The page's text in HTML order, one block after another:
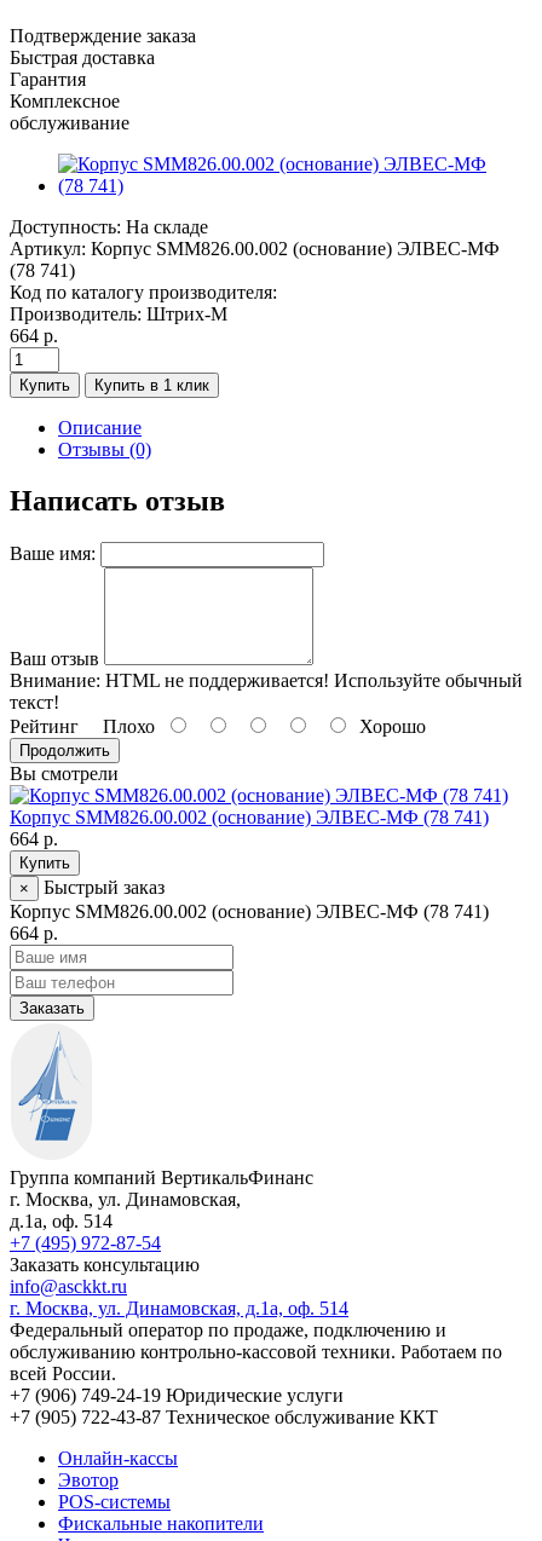
Подтверждение заказа
Быстрая доставка
Гарантия
Комплексное
обслуживание
Доступность: На складе
Артикул: Корпус SMM826.00.002 (основание) ЭЛВЕС-МФ
(78 741)
Код по каталогу производителя:
Производитель: Штрих-М
664 р.
Купить Купить в 1 клик
Описание
Отзывы (0)
Написать отзыв
Ваше имя:
Ваш отзыв
Внимание: HTML не поддерживается! Используйте обычный
текст!
Рейтинг Плохо Хорошо
Продолжить
Вы смотрели
Корпус SMM826.00.002 (основание) ЭЛВЕС-МФ (78 741)
664 р.
Купить
×
Быстрый заказ
Корпус SMM826.00.002 (основание) ЭЛВЕС-МФ (78 741)
664 р.
Заказать
Группа компаний ВертикальФинанс
г. Москва, ул. Динамовская,
д.1а, оф. 514
+7 (495) 972-87-54
Заказать консультацию
info@asckkt.ru
г. Москва, ул. Динамовская, д.1а, оф. 514
Федеральный оператор по продаже, подключению и
обслуживанию контрольно-кассовой техники. Работаем по
всей России.
+7 (906) 749-24-19 Юридические услуги
+7 (905) 722-43-87 Техническое обслуживание ККТ
Онлайн-кассы
Эвотор
POS-системы
Фискальные накопители